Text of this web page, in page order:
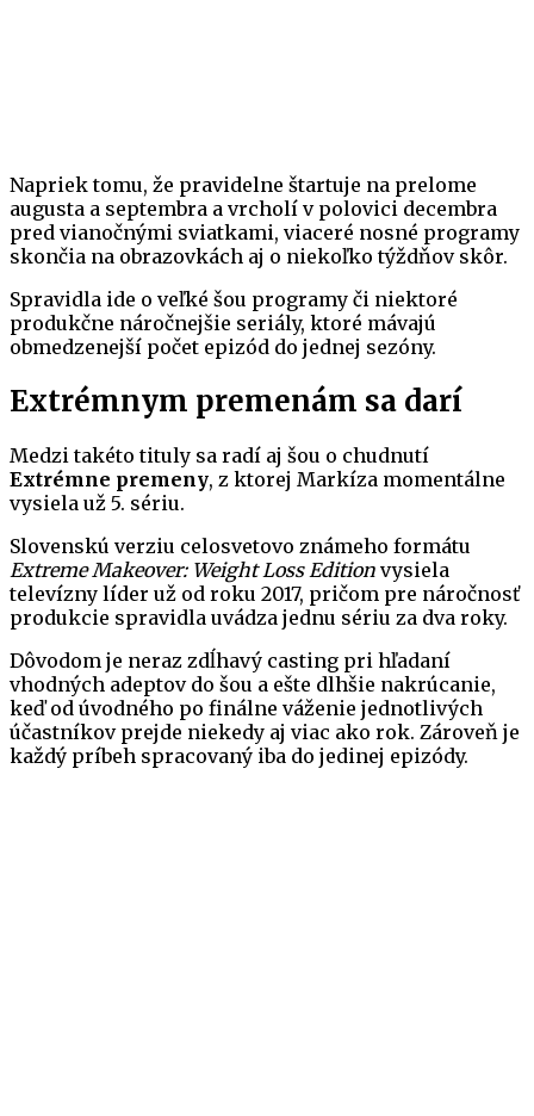
Napriek tomu, že pravidelne štartuje na prelome
augusta a septembra a vrcholí v polovici decembra
pred vianočnými sviatkami, viaceré nosné programy
skončia na obrazovkách aj o niekoľko týždňov skôr.
Spravidla ide o veľké šou programy či niektoré
produkčne náročnejšie seriály, ktoré mávajú
obmedzenejší počet epizód do jednej sezóny.
Extrémnym premenám sa darí
Medzi takéto tituly sa radí aj šou o chudnutí
Extrémne premeny, z ktorej Markíza momentálne
vysiela už 5. sériu.
Slovenskú verziu celosvetovo známeho formátu
Extreme Makeover: Weight Loss Edition vysiela
televízny líder už od roku 2017, pričom pre náročnosť
produkcie spravidla uvádza jednu sériu za dva roky.
Dôvodom je neraz zdĺhavý casting pri hľadaní
vhodných adeptov do šou a ešte dlhšie nakrúcanie,
keď od úvodného po finálne váženie jednotlivých
účastníkov prejde niekedy aj viac ako rok. Zároveň je
každý príbeh spracovaný iba do jedinej epizódy.